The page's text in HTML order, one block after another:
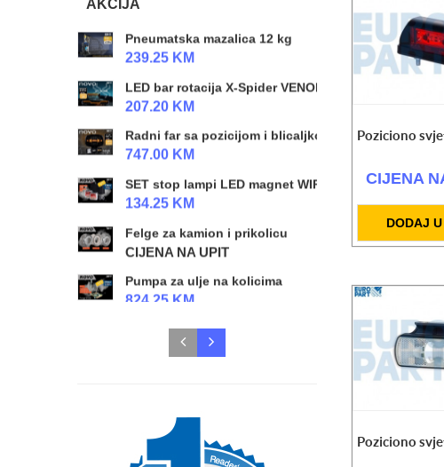
AKCIJA259.00 KM
Pneumatska mazalica 12 kg
239.25 KM
LED bar rotacija X-Spider VENOM
207.20 KM
Radni far sa pozicijom i blicaljkom NINJA 4kom
747.00 KM
SET stop lampi LED magnet WIRELESS
134.25 KM
Felge za kamion i prikolicu
CIJENA NA UPIT
Pumpa za ulje na kolicima
824.25 KM
Radioničke hidraulične prese 20t/50t
CIJENA NA UPIT
Radna lampa X-Spider 3
Poziciono
CIJENA
DODAJ
Poziciono